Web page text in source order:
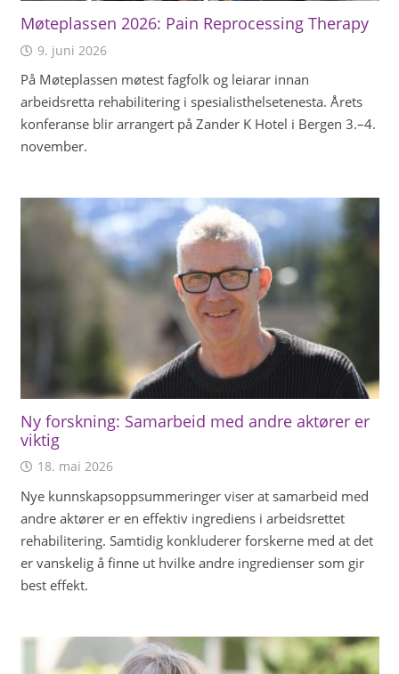
Møteplassen 2026: Pain Reprocessing Therapy
9. juni 2026
På Møteplassen møtest fagfolk og leiarar innan
arbeidsretta rehabilitering i spesialisthelsetenesta. Årets
konferanse blir arrangert på Zander K Hotel i Bergen 3.–4.
november.
Ny forskning: Samarbeid med andre aktører er
viktig
18. mai 2026
Nye kunnskapsoppsummeringer viser at samarbeid med
andre aktører er en effektiv ingrediens i arbeidsrettet
rehabilitering. Samtidig konkluderer forskerne med at det
er vanskelig å finne ut hvilke andre ingredienser som gir
best effekt.